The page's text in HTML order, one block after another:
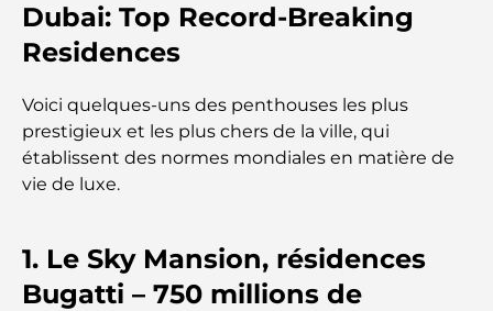
Les meilleurs restaurants indiens de Dubaï : un
voyage culinaire
balade placée sous le signe du luxe et des
panoramas.
Meilleurs quartiers où vivre en famille à Dubaï :
Hôtels 5 étoiles à Dubaï : un luxe inégalé pour
chaque voyageur
Dubai: Top Record-Breaking
Residences
Voici quelques-uns des penthouses les plus
prestigieux et les plus chers de la ville, qui
établissent des normes mondiales en matière de
vie de luxe.
1. Le Sky Mansion, résidences
Bugatti – 750 millions de